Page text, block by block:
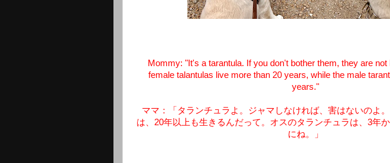
Mommy: "It's a tarantula. If you don't bother them, they are not
female talantulas live more than 20 years, while the male
years."
ママ：「タランチュラよ。ジャマしなければ、害はないのよ
は、20年以上も生きるんだって。オスのタランチュラは、3年
にね。」